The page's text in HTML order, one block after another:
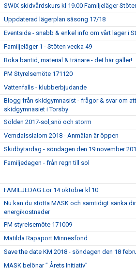
SWIX skidvårdskurs kl 19.00 Familjeläger
Uppdaterad lägerplan säsong 17/18
Eventsida - snabb & enkel info om vårt läger i
Familjeläger 1 - Stöten vecka 49
Boka bantid, material & tränare - det här gäller!
PM Styrelsemöte 171120
Vattenfalls - klubberbjudande
Blogg från skidgymnasist - frågor & svar om
skidgymnasiet i Torsby
Sölden 2017-sol,snö och storm
Vemdalsslalom 2018 - Anmälan är öppen
Skidbytardag - söndagen den 19 november
Familjedagen - från regn till sol
FAMILJEDAG Lör 14 oktober kl 10
Nu kan du stötta MASK och samtidigt sänka
energikostnader
PM styrelsemöte 171009
Matilda Rapaport Minnesfond
Save the date KM 2018 - söndagen den 18
MASK belönar ” Årets Initiativ”